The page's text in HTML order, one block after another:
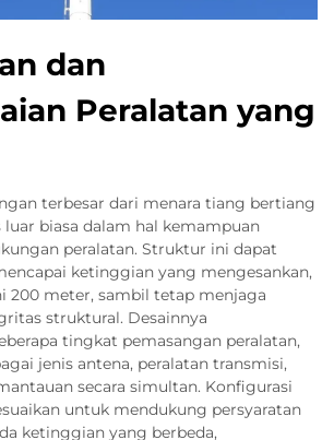
dan
Peralatan yang
terbesar dari menara tiang bertiang
biasa dalam hal kemampuan
peralatan. Struktur ini dapat
ketinggian yang mengesankan,
200 meter, sambil tetap menjaga
struktural. Desainnya
tingkat pemasangan peralatan,
jenis antena, peralatan transmisi,
secara simultan. Konfigurasi
untuk mendukung persyaratan
ketinggian yang berbeda,